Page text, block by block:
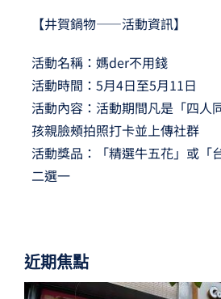
【井賀鍋物——活動資訊】
活動名稱：媽der不用錢
活動時間：5月4日至5月11日
活動內容：活動期間凡是「四人
孩親臉頰拍照打卡並上傳社群
活動獎品：「精選牛五花」或「
二選一
近期焦點